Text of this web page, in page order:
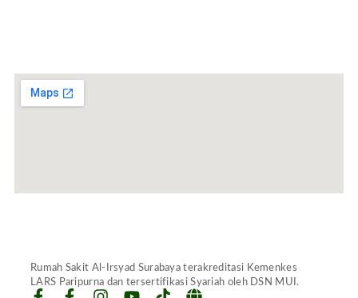
Rumah Sakit Al-Irsyad Surabaya terakreditasi Kemenkes
LARS Paripurna dan tersertifikasi Syariah oleh DSN MUI.